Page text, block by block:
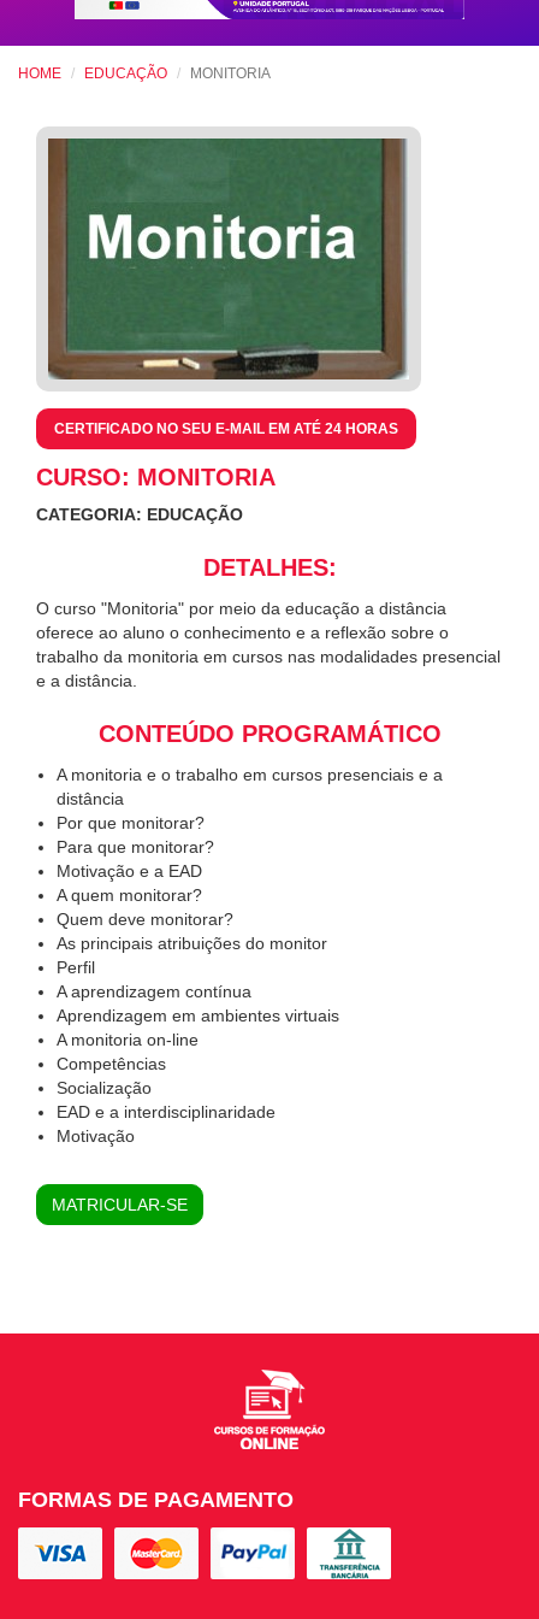
HOME EDUCAÇÃO MONITORIA
CERTIFICADO NO SEU E-MAIL EM ATÉ 24 HORAS
CURSO: MONITORIA
CATEGORIA: EDUCAÇÃO
DETALHES:
O curso "Monitoria" por meio da educação a distância
oferece ao aluno o conhecimento e a reflexão sobre o
trabalho da monitoria em cursos nas modalidades presencial
e a distância.
CONTEÚDO PROGRAMÁTICO
A monitoria e o trabalho em cursos presenciais e a
distância
Por que monitorar?
Para que monitorar?
Motivação e a EAD
A quem monitorar?
Quem deve monitorar?
As principais atribuições do monitor
Perfil
A aprendizagem contínua
Aprendizagem em ambientes virtuais
A monitoria on-line
Competências
Socialização
EAD e a interdisciplinaridade
Motivação
MATRICULAR-SE
FORMAS DE PAGAMENTO